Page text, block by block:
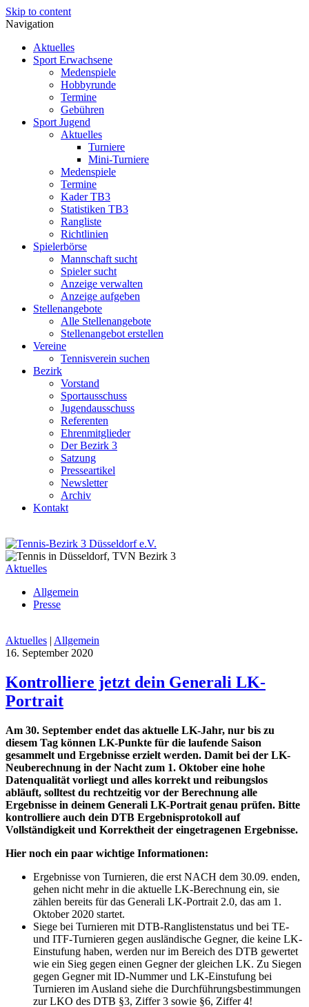
Skip to content
Navigation
Aktuelles
Sport Erwachsene
Medenspiele
Hobbyrunde
Termine
Gebühren
Sport Jugend
Aktuelles
Turniere
Mini-Turniere
Medenspiele
Termine
Kader TB3
Statistiken TB3
Rangliste
Richtlinien
Spielerbörse
Mannschaft sucht
Spieler sucht
Anzeige verwalten
Anzeige aufgeben
Stellenangebote
Alle Stellenangebote
Stellenangebot erstellen
Vereine
Tennisverein suchen
Bezirk
Vorstand
Sportausschuss
Jugendausschuss
Referenten
Ehrenmitglieder
Der Bezirk 3
Satzung
Presseartikel
Newsletter
Archiv
Kontakt
Aktuelles
Allgemein
Presse
Aktuelles | Allgemein
16. September 2020
Kontrolliere jetzt dein Generali LK-
Portrait
Am 30. September endet das aktuelle LK-Jahr, nur bis zu
diesem Tag können LK-Punkte für die laufende Saison
gesammelt und Ergebnisse erzielt werden. Damit bei der LK-
Neuberechnung in der Nacht zum 1. Oktober eine hohe
Datenqualität vorliegt und alles korrekt und reibungslos
abläuft, solltest du rechtzeitig vor der Berechnung alle
Ergebnisse in deinem Generali LK-Portrait genau prüfen. Bitte
kontrolliere auch dein DTB Ergebnisprotokoll auf
Vollständigkeit und Korrektheit der eingetragenen Ergebnisse.
Hier noch ein paar wichtige Informationen:
Ergebnisse von Turnieren, die erst NACH dem 30.09. enden,
gehen nicht mehr in die aktuelle LK-Berechnung ein, sie
zählen bereits für das Generali LK-Portrait 2.0, das am 1.
Oktober 2020 startet.
Siege bei Turnieren mit DTB-Ranglistenstatus und bei TE-
und ITF-Turnieren gegen ausländische Gegner, die keine LK-
Einstufung haben, werden nur im Bereich des DTB gewertet
wie ein Sieg gegen einen Gegner der gleichen LK. Zu Siegen
gegen Gegner mit ID-Nummer und LK-Einstufung bei
Turnieren im Ausland siehe die Durchführungsbestimmungen
zur LKO des DTB §3, Ziffer 3 sowie §6, Ziffer 4!